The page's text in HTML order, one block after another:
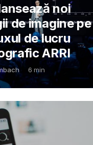
noi
de imagine pe
de lucru
ARRI
6 min